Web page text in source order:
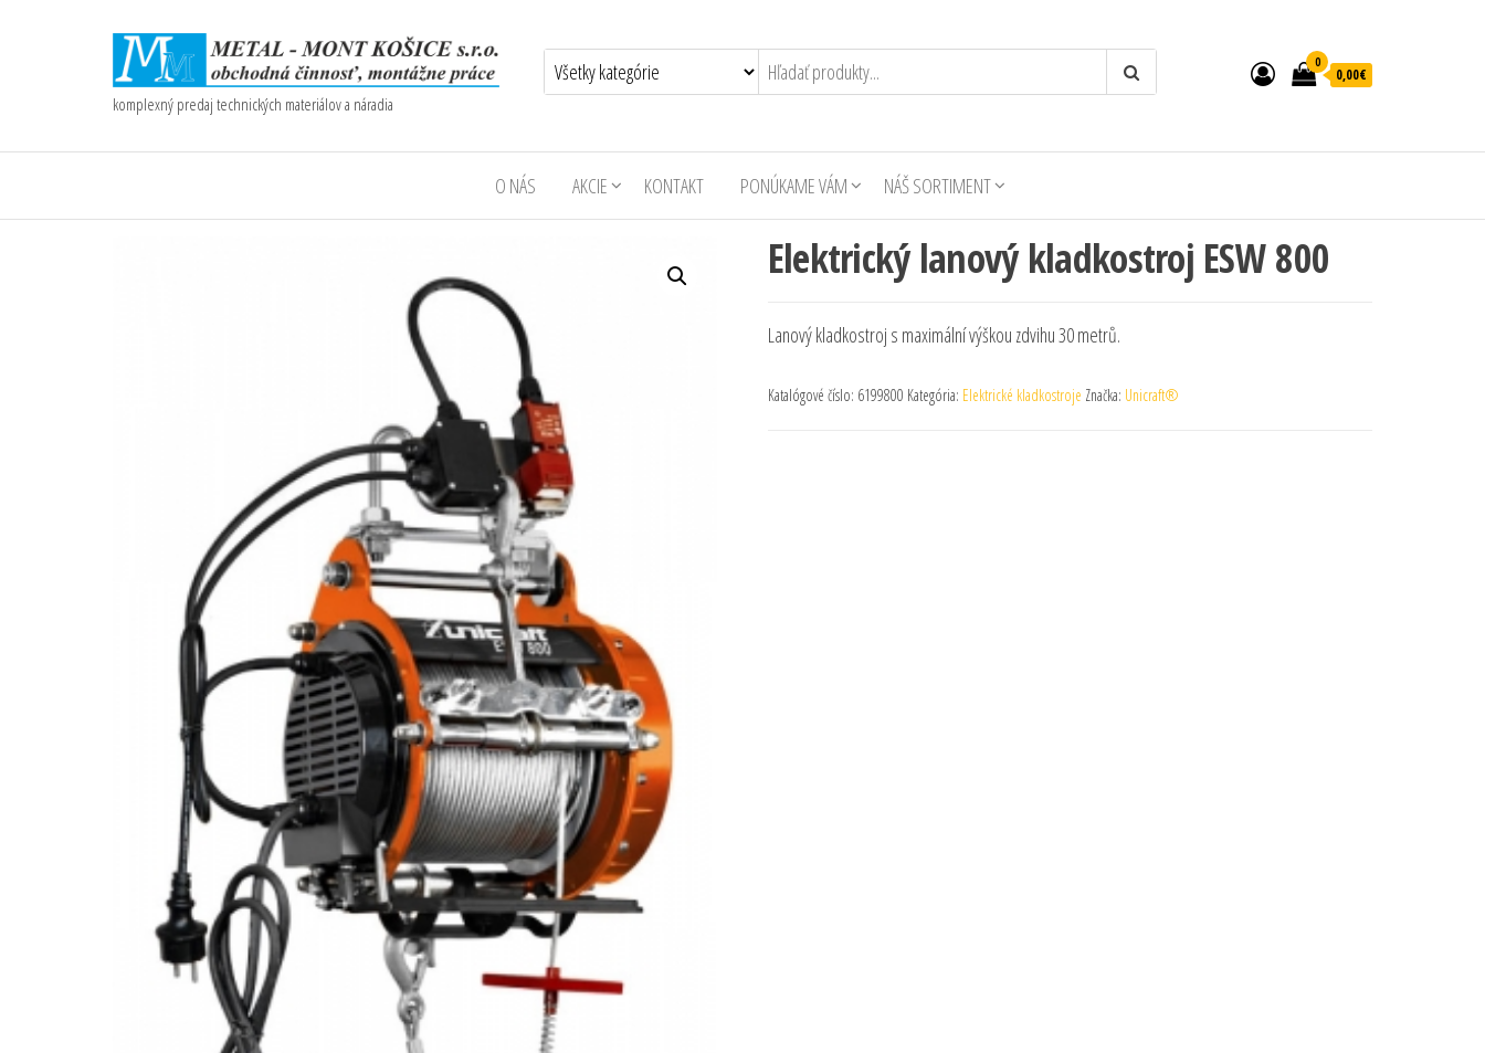
komplexný predaj technických materiálov a náradia
0
0,00€
O NÁS AKCIE KONTAKT PONÚKAME VÁM NÁŠ SORTIMENT
Elektrický lanový kladkostroj ESW 800
Lanový kladkostroj s maximální výškou zdvihu 30 metrů.
Katalógové číslo: 6199800 Kategória: Elektrické kladkostroje Značka: Unicraft®